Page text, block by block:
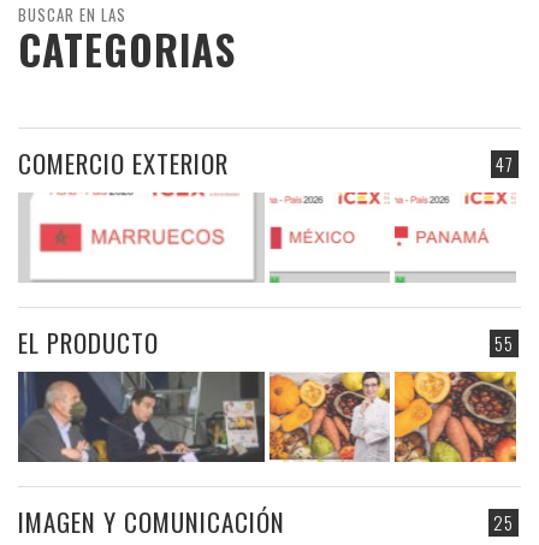
BUSCAR EN LAS
CATEGORIAS
47
COMERCIO EXTERIOR
55
EL PRODUCTO
25
IMAGEN Y COMUNICACIÓN